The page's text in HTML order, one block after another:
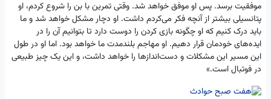
موفقیت برسد. پس او موفق خواهد شد. وقتی تمرین با بن را شروع کردم، او
پتانسیلی بیشتر از آنچه فکر می‌کردم داشت. او دچار مشکل خواهد شد و ما
باید درک کنیم که او چگونه بازی کردن را دوست دارد تا بتوانیم آن را در
ایده‌های خودمان قرار دهیم. او مهاجم بلندمدت ما خواهد بود. اما او در طول
این مسیر این مشکلات و دست‌اندازها را خواهد داشت، و این یک چیز طبیعی
در فوتبال است.»